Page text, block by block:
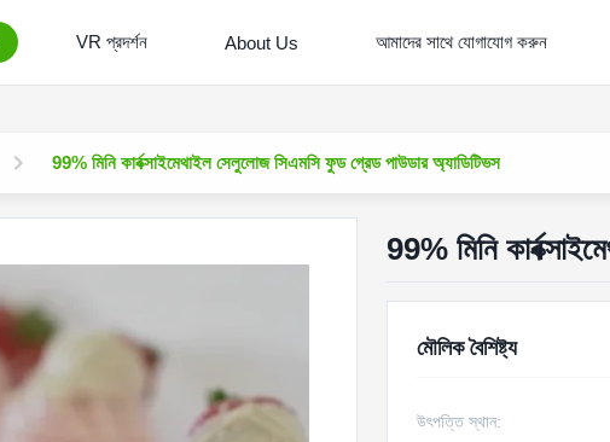
VR প্রদর্শন About Us আমাদের সাথে যোগাযোগ করুন
99% মিনি কার্বক্সাইমেথাইল সেলুলোজ সিএমসি ফুড গ্রেড পাউডার অ্যাডিটিভস
99% মিনি
মৌলিক বৈশিষ্ট্য
উৎপত্তি স্থান: